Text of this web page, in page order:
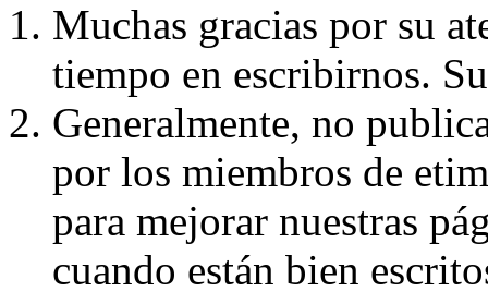
Muchas gracias por su
tiempo en escribirnos.
Generalmente, no
por los miembros de
para mejorar nuestras
cuando están bien